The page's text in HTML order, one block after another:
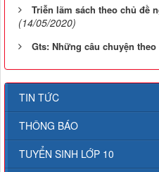
Triễn lãm sách theo chủ đề
(14/05/2020)
Gts: Những câu chuyện theo
TIN TỨC
THÔNG BÁO
TUYỂN SINH LỚP 10